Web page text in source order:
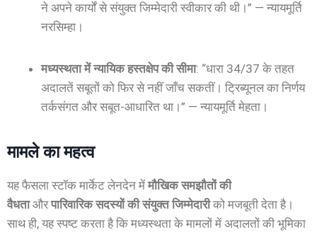
ने अपने कार्यों से संयुक्त जिम्मेदारी स्वीकार की थी।” — न्यायमूर्ति
नरसिम्हा।
मध्यस्थता में न्यायिक हस्तक्षेप की सीमा: “धारा 34/37 के तहत
अदालतें सबूतों को फिर से नहीं जाँच सकतीं। ट्रिब्यूनल का निर्णय
तर्कसंगत और सबूत-आधारित था।” — न्यायमूर्ति मेहता।
मामले का महत्व
यह फैसला स्टॉक मार्केट लेनदेन में मौखिक समझौतों की
वैधताऔरपारिवारिक सदस्यों की संयुक्त जिम्मेदारीको मजबूती देता है।
साथ ही, यह स्पष्ट करता है कि मध्यस्थता के मामलों में अदालतों की भूमिका